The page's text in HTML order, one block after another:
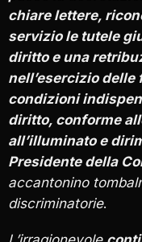
chiare lettere,
servizio le tutele
diritto e una
nell’esercizio
condizioni
diritto, conforme
all’illuminato e
Presidente della
accantonino
discriminatorie.